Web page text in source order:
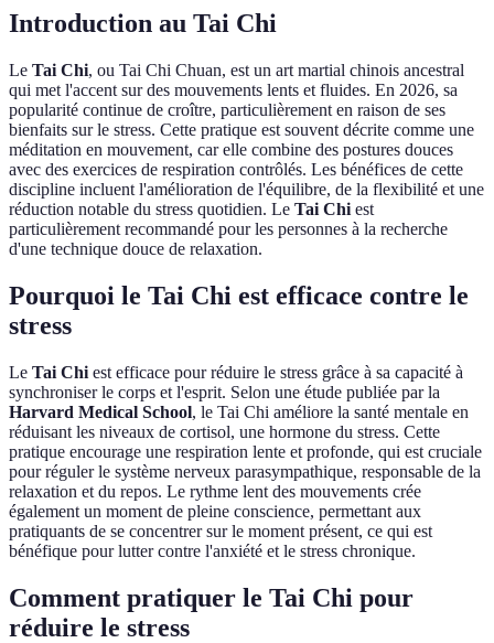
Introduction au Tai Chi
Le Tai Chi, ou Tai Chi Chuan, est un art martial chinois ancestral
qui met l'accent sur des mouvements lents et fluides. En 2026, sa
popularité continue de croître, particulièrement en raison de ses
bienfaits sur le stress. Cette pratique est souvent décrite comme une
méditation en mouvement, car elle combine des postures douces
avec des exercices de respiration contrôlés. Les bénéfices de cette
discipline incluent l'amélioration de l'équilibre, de la flexibilité et une
réduction notable du stress quotidien. Le Tai Chi est
particulièrement recommandé pour les personnes à la recherche
d'une technique douce de relaxation.
Pourquoi le Tai Chi est efficace contre le
stress
Le Tai Chi est efficace pour réduire le stress grâce à sa capacité à
synchroniser le corps et l'esprit. Selon une étude publiée par la
Harvard Medical School, le Tai Chi améliore la santé mentale en
réduisant les niveaux de cortisol, une hormone du stress. Cette
pratique encourage une respiration lente et profonde, qui est cruciale
pour réguler le système nerveux parasympathique, responsable de la
relaxation et du repos. Le rythme lent des mouvements crée
également un moment de pleine conscience, permettant aux
pratiquants de se concentrer sur le moment présent, ce qui est
bénéfique pour lutter contre l'anxiété et le stress chronique.
Comment pratiquer le Tai Chi pour
réduire le stress